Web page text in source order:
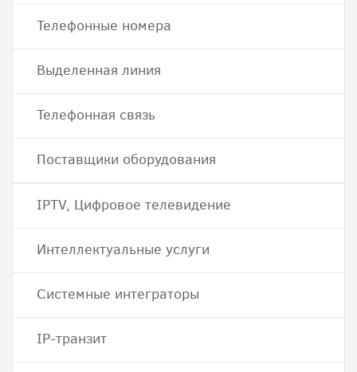
Телефонные номера
Выделенная линия
Телефонная связь
Поставщики оборудования
IPTV, Цифровое телевидение
Интеллектуальные услуги
Системные интеграторы
IP-транзит